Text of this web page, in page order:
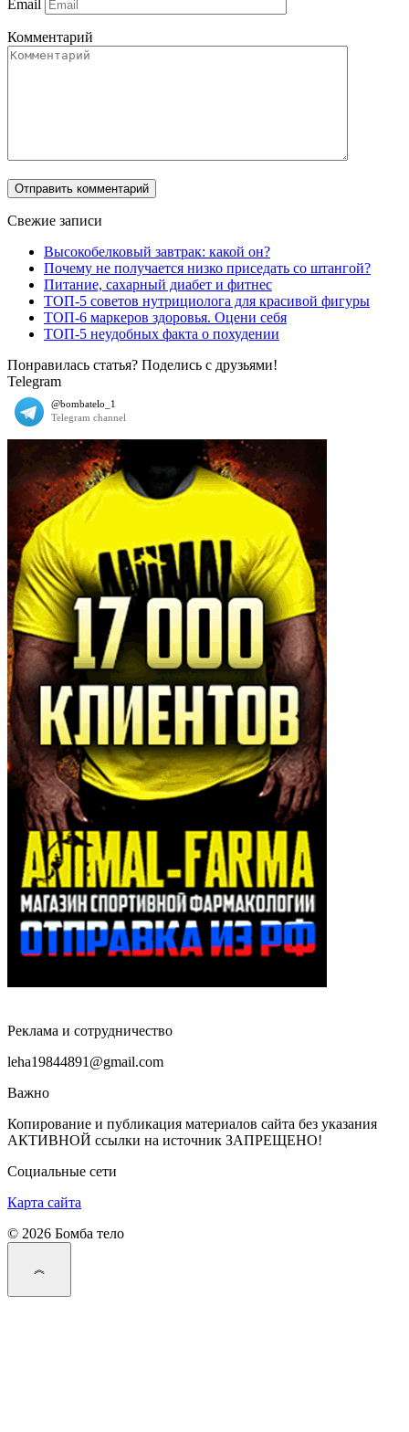
Email
Комментарий
Свежие записи
Высокобелковый завтрак: какой он?
Почему не получается низко приседать со штангой?
Питание, сахарный диабет и фитнес
ТОП-5 советов нутрициолога для красивой фигуры
ТОП-6 маркеров здоровья. Оцени себя
ТОП-5 неудобных факта о похудении
Понравилась статья? Поделись с друзьями!
Telegram
Реклама и сотрудничество
leha19844891@gmail.com
Важно
Копирование и публикация материалов сайта без указания
АКТИВНОЙ ссылки на источник ЗАПРЕЩЕНО!
Социальные сети
Карта сайта
© 2026 Бомба тело